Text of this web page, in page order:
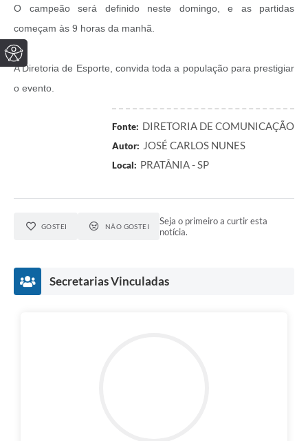
O campeão será definido neste domingo, e as partidas
começam às 9 horas da manhã.
A Diretoria de Esporte, convida toda a população para prestigiar
o evento.
Fonte: DIRETORIA DE COMUNICAÇÃO
Autor: JOSÉ CARLOS NUNES
Local: PRATÂNIA - SP
GOSTEI NÃO GOSTEI
Seja o primeiro a curtir esta
notícia.
Secretarias Vinculadas